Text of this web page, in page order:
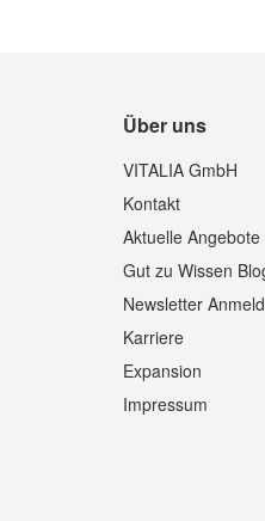
Über uns
VITALIA GmbH
Kontakt
Aktuelle Angebote
Gut zu Wissen
Newsletter
Karriere
Expansion
Impressum